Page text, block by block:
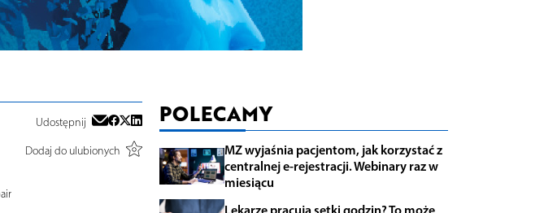
Udostępnij
Dodaj do ulubionych
POLECAMY
MZ wyjaśnia pacjentom, jak korzystać z
centralnej e-rejestracji. Webinary raz w
miesiącu
Lekarze pracują setki godzin? To może